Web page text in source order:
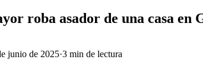
roba asador de una casa en
junio de 2025·3 min de lectura